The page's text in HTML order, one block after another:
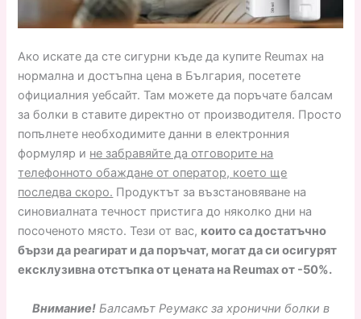
Ако искате да сте сигурни къде да купите Reumax на
нормална и достъпна цена в България, посетете
официалния уебсайт. Там можете да поръчате балсам
за болки в ставите директно от производителя. Просто
попълнете необходимите данни в електронния
формуляр и не забравяйте да отговорите на
телефонното обаждане от оператор, което ще
последва скоро. Продуктът за възстановяване на
синовиалната течност пристига до няколко дни на
посоченото място. Тези от вас, които са достатъчно
бързи да реагират и да поръчат, могат да си осигурят
ексклузивна отстъпка от цената на Reumax от -50%.
Внимание!Балсамът Реумакс за хронични болки в